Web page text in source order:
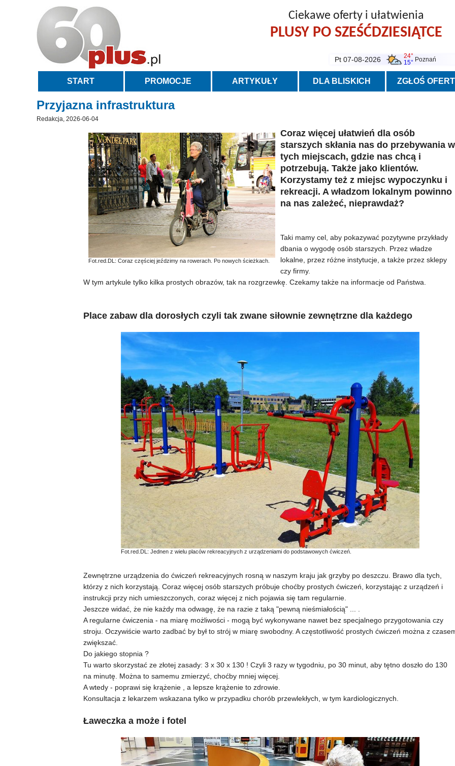
Ciekawe oferty i ułatwienia
PLUSY PO SZEŚĆDZIESIĄTCE
Pt 07-08-2026
24°
15° Poznań
START PROMOCJE ARTYKUŁY DLA BLISKICH ZGŁOŚ
Przyjazna infrastruktura
Redakcja, 2026-06-04
Fot.red.DL: Coraz częściej jeździmy na rowerach. Po nowych ścieżkach.
Coraz więcej ułatwień dla osób
starszych skłania nas do przebywania w
tych miejscach, gdzie nas chcą i
potrzebują. Także jako klientów.
Korzystamy też z miejsc wypoczynku i
rekreacji. A władzom lokalnym powinno
na nas zależeć, nieprawdaż?
Taki mamy cel, aby pokazywać pozytywne przykłady
dbania o wygodę osób starszych. Przez władze
lokalne, przez różne instytucje, a także przez sklepy
czy firmy.
W tym artykule tylko kilka prostych obrazów, tak na rozgrzewkę. Czekamy także na informacje od Państwa.
Place zabaw dla dorosłych czyli tak zwane siłownie zewnętrzne dla każdego
Fot.red.DL: Jednen z wielu placów rekreacyjnych z urządzeniami do podstawowych ćwiczeń.
Zewnętrzne urządzenia do ćwiczeń rekreacyjnych rosną w naszym kraju jak grzyby po deszczu. Brawo dla tych,
którzy z nich korzystają. Coraz więcej osób starszych próbuje choćby prostych ćwiczeń, korzystając z urządzeń i
instrukcji przy nich umieszczonych, coraz więcej z nich pojawia się tam regularnie.
Jeszcze widać, że nie każdy ma odwagę, że na razie z taką "pewną nieśmiałością" ... .
A regularne ćwiczenia - na miarę możliwości - mogą być wykonywane nawet bez specjalnego przygotowania czy
stroju. Oczywiście warto zadbać by był to strój w miarę swobodny. A częstotliwość prostych ćwiczeń można z
zwiększać.
Do jakiego stopnia ?
Tu warto skorzystać ze złotej zasady: 3 x 30 x 130 ! Czyli 3 razy w tygodniu, po 30 minut, aby tętno doszło do 130
na minutę. Można to samemu zmierzyć, choćby mniej więcej.
A wtedy - poprawi się krążenie , a lepsze krążenie to zdrowie.
Konsultacja z lekarzem wskazana tylko w przypadku chorób przewlekłych, w tym kardiologicznych.
Ławeczka a może i fotel